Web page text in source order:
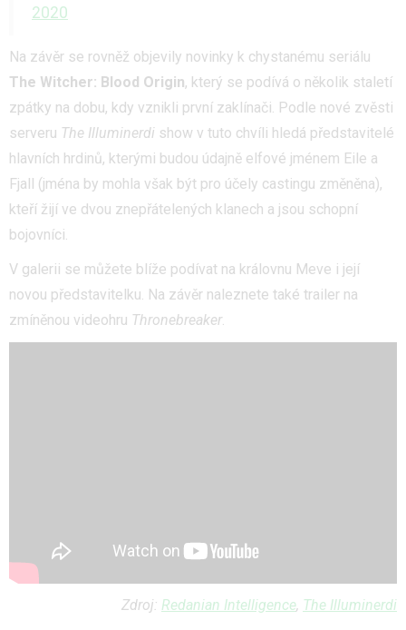
2020
Na závěr se rovněž objevily novinky k chystanému seriálu
The Witcher: Blood Origin, který se podívá o několik staletí
zpátky na dobu, kdy vznikli první zaklínači. Podle nové zvěsti
serveru The Illuminerdi show v tuto chvíli hledá představitelé
hlavních hrdinů, kterými budou údajně elfové jménem Eile a
Fjall (jména by mohla však být pro účely castingu změněna),
kteří žijí ve dvou znepřátelených klanech a jsou schopní
bojovníci.
V galerii se můžete blíže podívat na královnu Meve i její
novou představitelku. Na závěr naleznete také trailer na
zmíněnou videohru Thronebreaker.
Zdroj: Redanian Intelligence, The Illuminerdi